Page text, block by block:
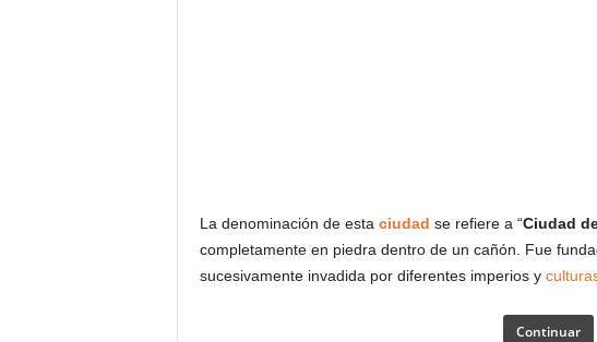
La denominación de esta ciudad se refiere a “Ciudad
completamente en piedra dentro de un cañón. Fue
sucesivamente invadida por diferentes imperios y
Continuar